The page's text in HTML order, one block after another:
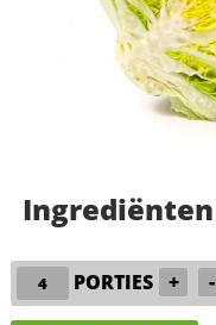
Ingrediënten
PORTIES + -